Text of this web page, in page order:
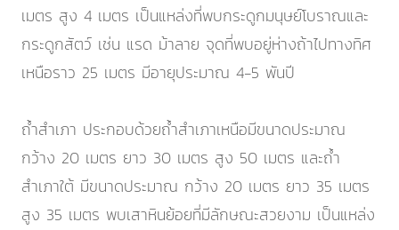
เมตร สูง 4 เมตร เป็นแหล่งที่พบกระดูกมนุษย์โบราณและ
กระดูกสัตว์ เช่น แรด ม้าลาย จุดที่พบอยู่ห่างถ้าไปทางทิศ
เหนือราว 25 เมตร มีอายุประมาณ 4-5 พันปี
ถ้ำสำเภา ประกอบด้วยถ้ำสำเภาเหนือมีขนาดประมาณ
กว้าง 20 เมตร ยาว 30 เมตร สูง 50 เมตร และถ้ำ
สำเภาใต้ มีขนาดประมาณ กว้าง 20 เมตร ยาว 35 เมตร
สูง 35 เมตร พบเสาหินย้อยที่มีลักษณะสวยงาม เป็นแหล่ง